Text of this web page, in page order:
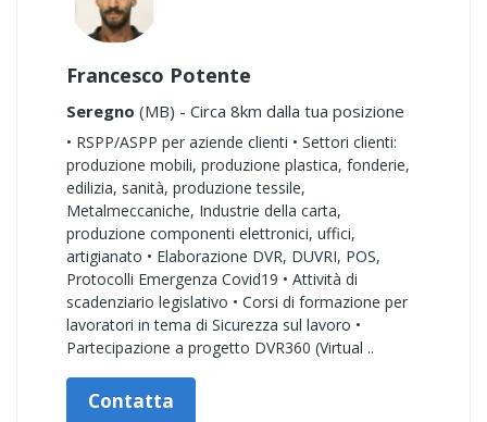
Francesco Potente
Seregno (MB) - Circa 8km dalla tua posizione
• RSPP/ASPP per aziende clienti • Settori clienti:
produzione mobili, produzione plastica, fonderie,
edilizia, sanità, produzione tessile,
Metalmeccaniche, Industrie della carta,
produzione componenti elettronici, uffici,
artigianato • Elaborazione DVR, DUVRI, POS,
Protocolli Emergenza Covid19 • Attività di
scadenziario legislativo • Corsi di formazione per
lavoratori in tema di Sicurezza sul lavoro •
Partecipazione a progetto DVR360 (Virtual ..
Contatta